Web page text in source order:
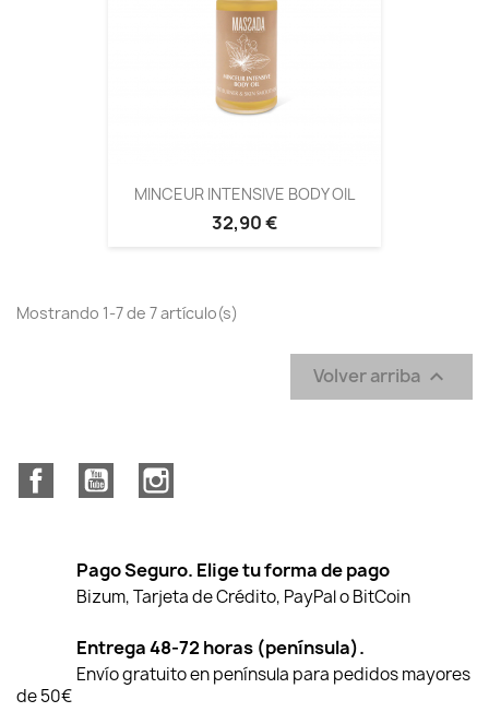
MINCEUR INTENSIVE BODY OIL
32,90 €
Mostrando 1-7 de 7 artículo(s)
Volver arriba 
FacebookYouTube
Pago Seguro. Elige tu forma de pago
Bizum, Tarjeta de Crédito, PayPal o BitCoin
Entrega 48-72 horas (península).
Envío gratuito en península para pedidos mayores
de 50€